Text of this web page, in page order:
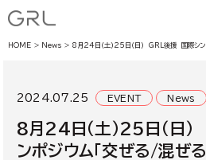
HOME News 8月24日（土）25日（日） GRL後援 国際シ
2024.07.25 EVENT News
8月24日（土）25日（日
ンポジウム「交ぜる/混ぜ